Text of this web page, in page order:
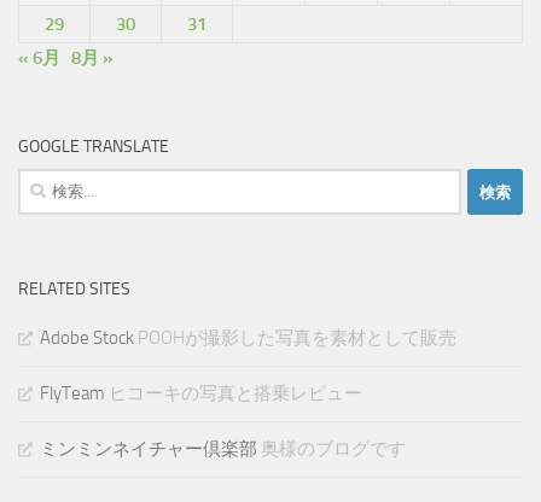
29
30
31
« 6月
8月 »
GOOGLE TRANSLATE
検
索:
RELATED SITES
Adobe Stock POOHが撮影した写真を素材として販売
FlyTeam ヒコーキの写真と搭乗レビュー
ミンミンネイチャー倶楽部 奥様のブログです